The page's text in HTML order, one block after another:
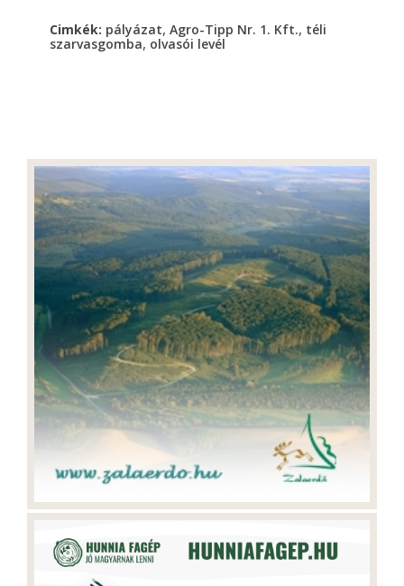
Cimkék: pályázat, Agro-Tipp Nr. 1. Kft., téli
szarvasgomba, olvasói levél